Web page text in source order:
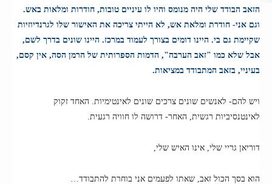
הזאב הבודד שלי היה מנומס והיו לו עיניים טובות, חודרות ומלאות באש.
וגם אני- חודרת ומלאת אש, לא הייתי צריכה את האישור שלו לגרנדיוזיות
שקיימת גם בי. היינו דומים בצורך לעמוד במרכז. היינו שונים בדרך לשם,
אבל שלא כמו "זאב הערבה", הדמות הספרותית של הרמן הסה, אין קסם,
בעיניי, בזאב המתבודד במציאות.
ויש להם- לאנשים שונים צרכים שונים לאינטימיות. האחד זקוק
לאינטנסיביות רגשית, האחר- דרושה לו חוויה רגעית.
דוריאן גריי שלי, אינו האיש שלי,
הוא בסך הכול זאב, שאתו לפעמים אני בוחרת להתבודד…